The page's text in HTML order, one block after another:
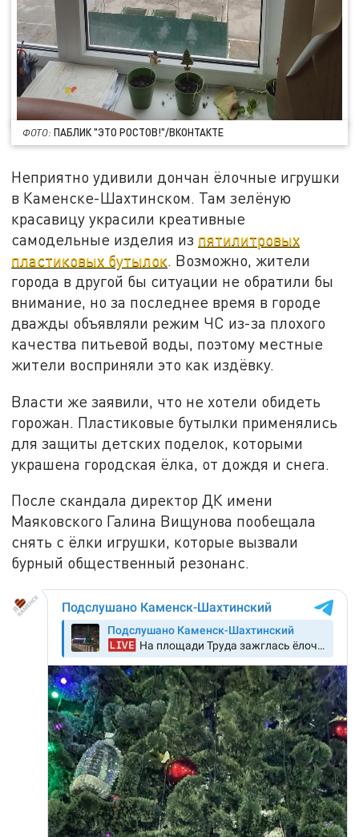
ФОТО: ПАБЛИК "ЭТО РОСТОВ!"/ВКОНТАКТЕ
Неприятно удивили дончан ёлочные игрушки
в Каменске-Шахтинском. Там зелёную
красавицу украсили креативные
самодельные изделия из пятилитровых
пластиковых бутылок. Возможно, жители
города в другой бы ситуации не обратили бы
внимание, но за последнее время в городе
дважды объявляли режим ЧС из-за плохого
качества питьевой воды, поэтому местные
жители восприняли это как издёвку.
Власти же заявили, что не хотели обидеть
горожан. Пластиковые бутылки применялись
для защиты детских поделок, которыми
украшена городская ёлка, от дождя и снега.
После скандала директор ДК имени
Маяковского Галина Вищунова пообещала
снять с ёлки игрушки, которые вызвали
бурный общественный резонанс.